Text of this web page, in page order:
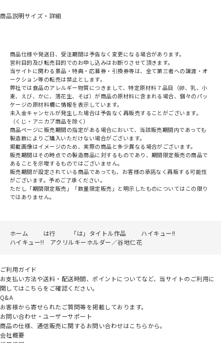
商品説明サイズ・詳細
商品仕様や発送日、受注期間は予告なく変更になる場合があります。
営利目的及び転売目的でのお申し込みはお断りさせて頂きます。
当サイトに関わる景品・特典・応募券・引換券等は、全て第三者への譲渡・オ
ークション等の転売は禁止とします。
弊社では食品のアレルギー物質につきまして、特定原材料７品目（卵、乳、小
麦、えび、かに、落花生、そば）が商品の原材料に含まれる場合、個々のパッ
ケージの原材料欄に情報を表示しています。
未入金キャンセルが発生した場合は予告なく再販売することがございます。
（くじ・アニカプ商品を除く）
商品ページに販売期間の指定がある場合において、当該販売期間内であっても
製造数によりご購入いただけない場合がございます。
掲載画像はイメージのため、実際の商品と多少異なる場合がございます。
販売期間はその時点での製造商品に対するものであり、期間限定販売の商品で
あることを示唆するものではございません。
販売期間が設定されている商品であっても、お客様の承諾なく再販する可能性
がございます。予めご了承ください。
ただし「期間限定販売」「数量限定販売」と明示したものについてはこの限り
ではありません。
ホーム は行 「は」タイトル作品
ハイキュー!!
ハイキュー!! アクリルキーホルダー／谷地仁花
ご利用ガイド
お支払い方法や送料・配送時間、ポイントについてなど、当サイトのご利用に
関してはこちらをご確認ください。
Q&A
お客様から寄せられたご質問等を掲載しております。
お問い合わせ・ユーザーサポート
商品の仕様、通信販売に関するお問い合わせはこちらから。
会社概要